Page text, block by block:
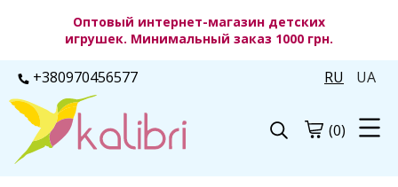
Оптовый интернет-магазин детских
игрушек. Минимальный заказ 1000 грн.
+380970456577 RU UA
(0)